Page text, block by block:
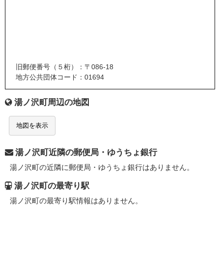
旧郵便番号（５桁）：〒086-18
地方公共団体コード：01694
湯ノ沢町周辺の地図
地図を表示
湯ノ沢町近隣の郵便局・ゆうちょ銀行
湯ノ沢町の近隣に郵便局・ゆうちょ銀行はありません。
湯ノ沢町の最寄り駅
湯ノ沢町の最寄り駅情報はありません。